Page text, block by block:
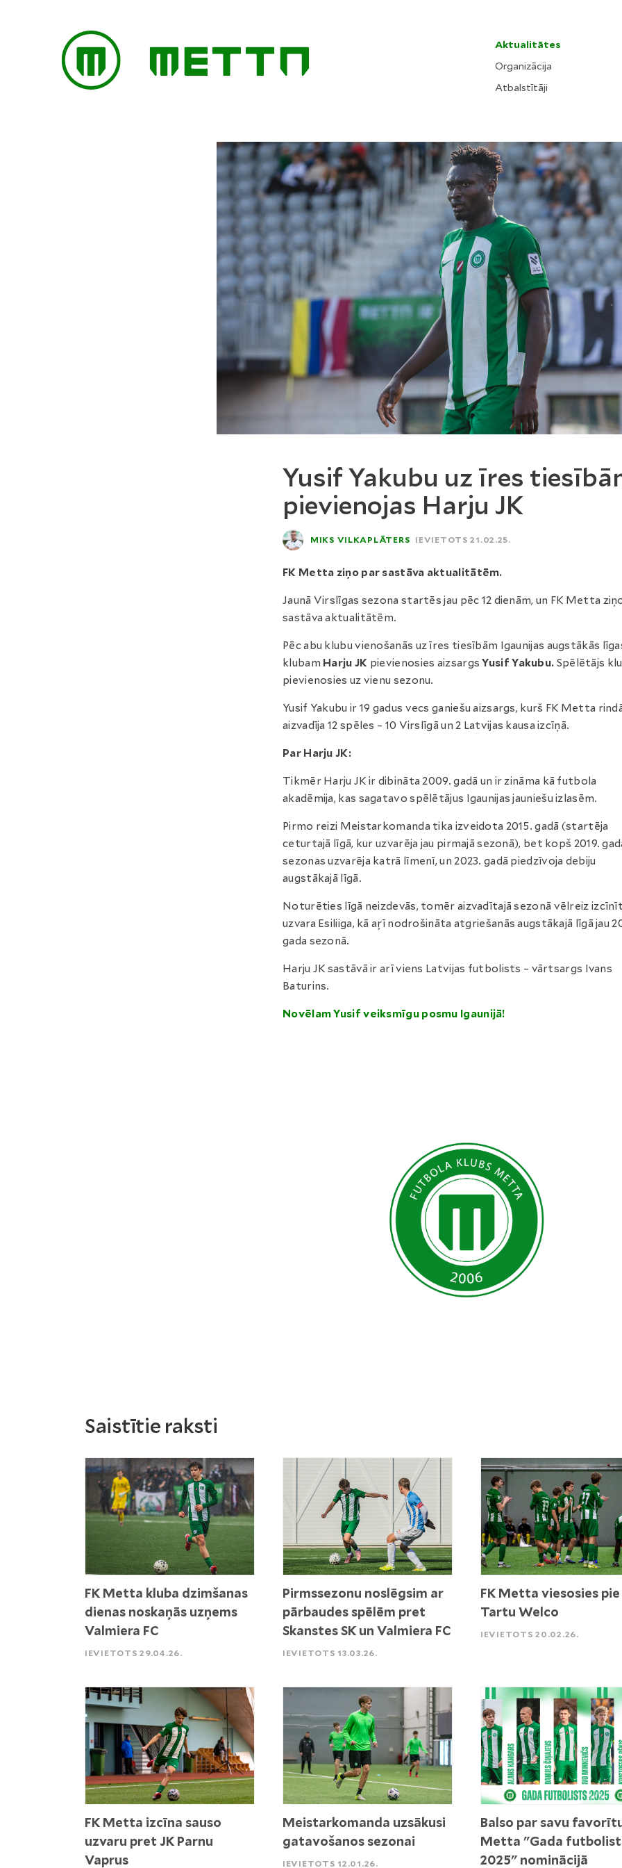
Aktualitātes
Organizācija
Atbalstītāji
Yusif Yakubu uz īres
pievienojas Harju JK
MIKS VILKAPLĀTERS IEVIETOTS 21.02.25.
FK Metta ziņo par sastāva aktualitātēm.
Jaunā Virslīgas sezona startēs jau pēc 12 dienām, un FK Metta
sastāva aktualitātēm.
Pēc abu klubu vienošanās uz īres tiesībām Igaunijas augstākās
klubam Harju JK pievienosies aizsargsYusif Yakubu. Spēlētājs
pievienosies uz vienu sezonu.
Yusif Yakubu ir 19 gadus vecs ganiešu aizsargs, kurš FK Metta
aizvadīja 12 spēles – 10 Virslīgā un 2 Latvijas kausa izcīņā.
Par Harju JK:
Tikmēr Harju JK ir dibināta 2009. gadā un ir zināma kā futbola
akadēmija, kas sagatavo spēlētājus Igaunijas jauniešu izlasēm.
Pirmo reizi Meistarkomanda tika izveidota 2015. gadā (startēja
ceturtajā līgā, kur uzvarēja jau pirmajā sezonā), bet kopš 2019.
sezonas uzvarēja katrā līmenī, un 2023. gadā piedzīvoja debiju
augstākajā līgā.
Noturēties līgā neizdevās, tomēr aizvadītajā sezonā vēlreiz
uzvara Esiliiga, kā aŗī nodrošināta atgriešanās augstākajā līgā jau
gada sezonā.
Harju JK sastāvā ir arī viens Latvijas futbolists – vārtsargs Ivans
Baturins.
Novēlam Yusif veiksmīgu posmu Igaunijā!
Saistītie raksti
FK Metta kluba dzimšanas
dienas noskaņās uzņems
Valmiera FC
IEVIETOTS 29.04.26.
Pirmssezonu noslēgsim ar
pārbaudes spēlēm pret
Skanstes SK un Valmiera FC
IEVIETOTS 13.03.26.
FK Metta viesosies pie
Tartu Welco
IEVIETOTS 20.02.26.
FK Metta izcīna sauso
uzvaru pret JK Parnu
Vaprus
Meistarkomanda uzsākusi
gatavošanos sezonai
IEVIETOTS 12.01.26.
Balso par savu
Metta "Gada
2025" nominācijā